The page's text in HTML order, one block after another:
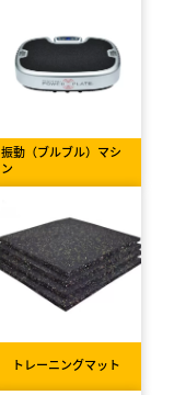
振動（ブルブル）マシ
ン
トレーニングマット